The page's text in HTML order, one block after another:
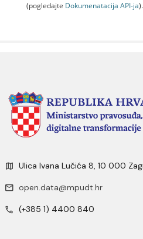
(pogledajte Dokumenаtаcijа API-jа).